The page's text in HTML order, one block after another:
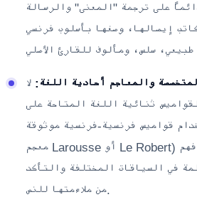
على ترجمة "المعنى" والرسالة
إيصالها، وصغها بأسلوب فرنسي
والمعاجم أحادية اللغة: لا
ثنائية اللغة المتاحة على
قواميس فرنسية-فرنسية موثوقة (مثل
معجم Larousse أو Le Robert) سيساعدك بشكل كبير على فهم
في السياقات المختلفة والتأكد
من ملاءمتها للنص.